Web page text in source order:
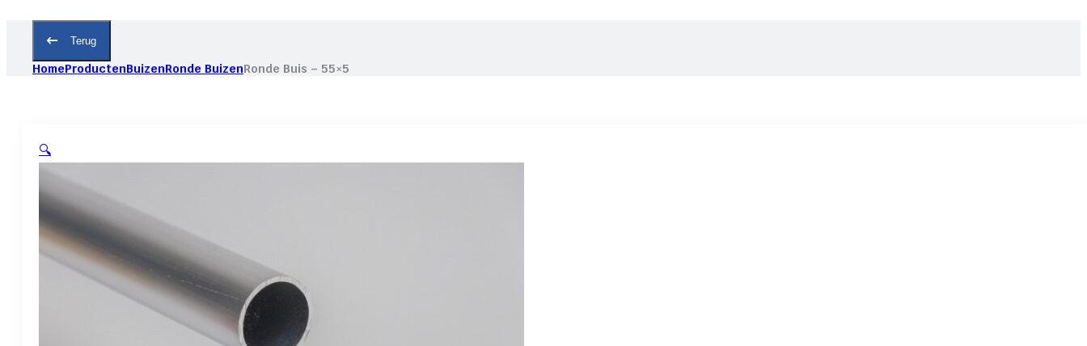
Terug
HomeProductenBuizenRonde BuizenRonde Buis – 55×5
🔍